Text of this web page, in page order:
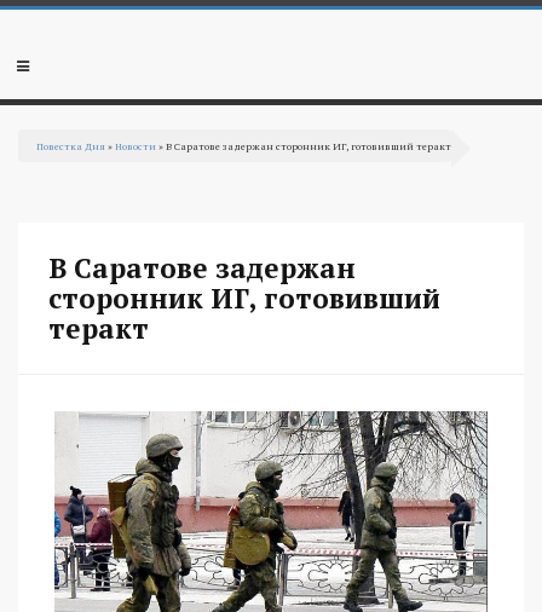
Перейти к основному содержанию
Мобильное
Повестка Дня »Новости » В Саратове задержан сторонник ИГ, готовивший теракт
В Саратове задержан
сторонник ИГ, готовивший
теракт